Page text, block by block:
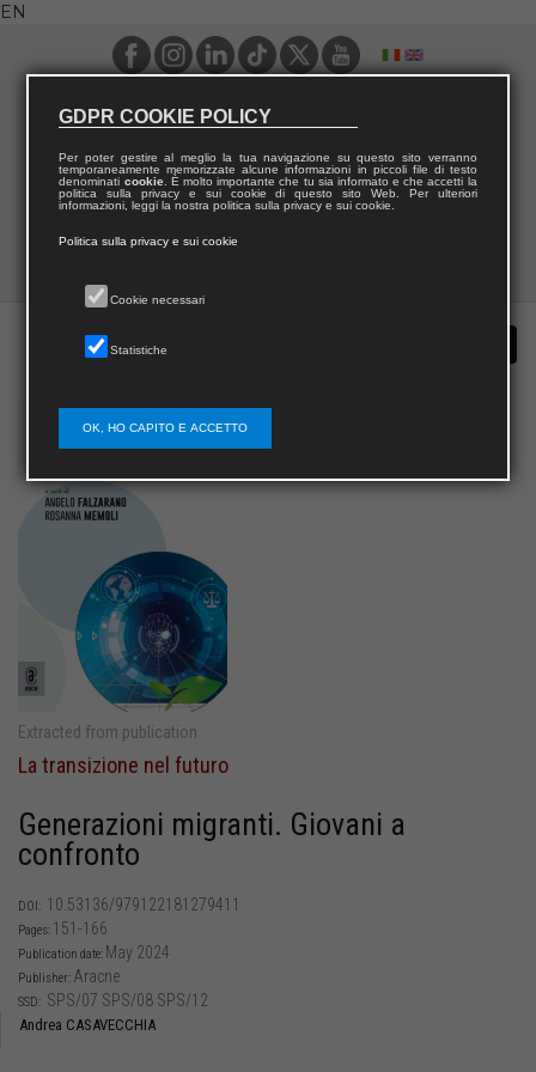
EN
Extracted from publication
La transizione nel futuro
Generazioni migranti. Giovani a
confronto
DOI: 10.53136/979122181279411
Pages: 151-166
Publication date: May 2024
Publisher: Aracne
SSD: SPS/07 SPS/08 SPS/12
Andrea CASAVECCHIA
GDPR COOKIE POLICY
Per poter gestire al meglio la tua navigazione su questo sito verranno
temporaneamente memorizzate alcune informazioni in piccoli file di testo
denominati cookie. È molto importante che tu sia informato e che accetti la
politica sulla privacy e sui cookie di questo sito Web. Per ulteriori
informazioni, leggi la nostra politica sulla privacy e sui cookie.
Politica sulla privacy e sui cookie
Cookie necessari
Statistiche
OK, HO CAPITO E ACCETTO